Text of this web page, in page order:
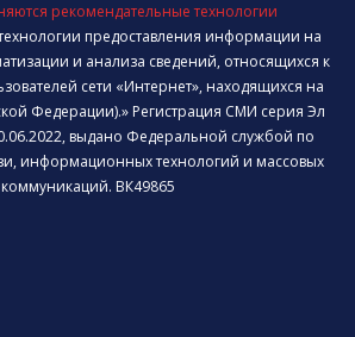
рекомендательные технологии
предоставления информации на
и анализа сведений, относящихся к
сети «Интернет», находящихся на
Федерации).» Регистрация СМИ серия Эл
выдано Федеральной службой по
информационных технологий и массовых
коммуникаций. ВК49865